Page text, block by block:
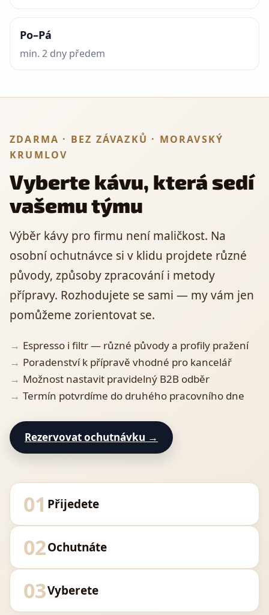
Po–Pá
min. 2 dny předem
ZDARMA · BEZ ZÁVAZKŮ · MORAVSKÝ
KRUMLOV
Vyberte kávu, která sedí
vašemu týmu
Výběr kávy pro firmu není maličkost. Na
osobní ochutnávce si v klidu projdete různé
původy, způsoby zpracování i metody
přípravy. Rozhodujete se sami — my vám jen
pomůžeme zorientovat se.
Espresso i filtr — různé původy a profily pražení
Poradenství k přípravě vhodné pro kancelář
Možnost nastavit pravidelný B2B odběr
Termín potvrdíme do druhého pracovního dne
Rezervovat ochutnávku →
01 Přijedete
02Ochutnáte
03Vyberete